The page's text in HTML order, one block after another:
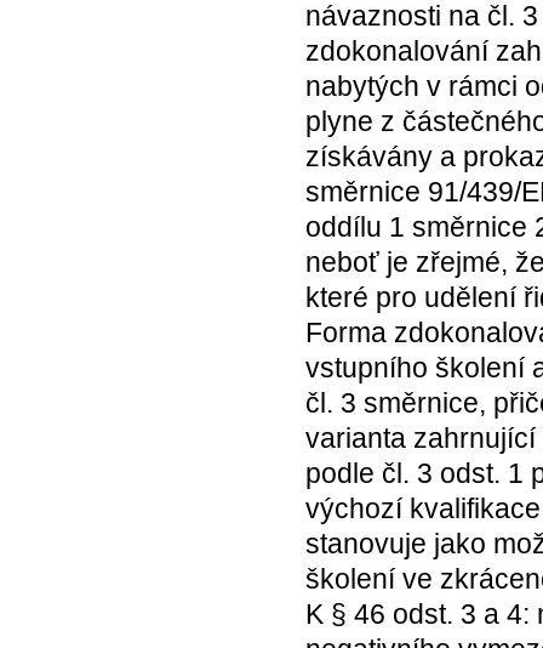
návaznosti na čl.
zdokonalování
nabytých v rámci
plyne z
získávány a
směrnice 91/439/
oddílu 1 směrnice
neboť je zřejmé,
které pro udělení
Forma
vstupního školení
čl. 3 směrnice,
varianta
podle čl. 3 odst. 1
výchozí
stanovuje jako
školení ve
K § 46 odst. 3 a